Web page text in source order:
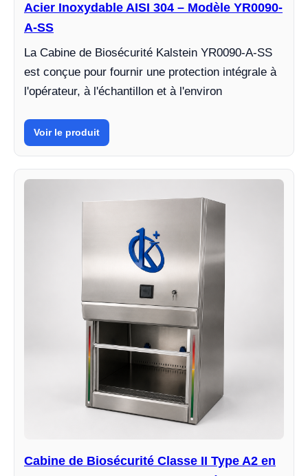
Acier Inoxydable AISI 304 – Modèle YR0090-
A-SS
La Cabine de Biosécurité Kalstein YR0090-A-SS
est conçue pour fournir une protection intégrale à
l'opérateur, à l'échantillon et à l'environ
Voir le produit
Cabine de Biosécurité Classe II Type A2 en